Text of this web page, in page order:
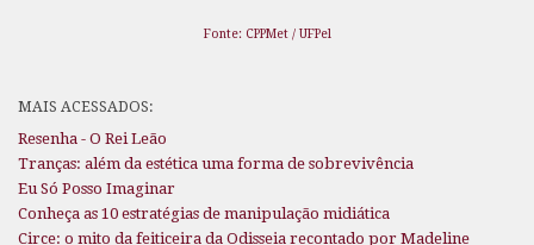
Fonte: CPPMet / UFPel
MAIS ACESSADOS:
Resenha - O Rei Leão
Tranças: além da estética uma forma de sobrevivência
Eu Só Posso Imaginar
Conheça as 10 estratégias de manipulação midiática
Circe: o mito da feiticeira da Odisseia recontado por Madeline